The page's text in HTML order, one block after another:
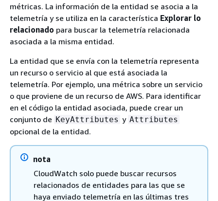
métricas. La información de la entidad se asocia a la
telemetría y se utiliza en la característica Explorar lo
relacionado para buscar la telemetría relacionada
asociada a la misma entidad.
La entidad que se envía con la telemetría representa
un recurso o servicio al que está asociada la
telemetría. Por ejemplo, una métrica sobre un servicio
o que proviene de un recurso de AWS. Para identificar
en el código la entidad asociada, puede crear un
conjunto de KeyAttributes y Attributes
opcional de la entidad.
nota
CloudWatch solo puede buscar recursos
relacionados de entidades para las que se
haya enviado telemetría en las últimas tres